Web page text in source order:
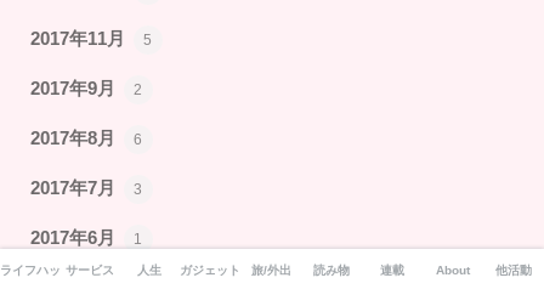
2017年11月 5
2017年9月 2
2017年8月 6
2017年7月 3
2017年6月 1
ライフハックサービス 人生 ガジェット 旅/外出 読み物 連載 About 他活動